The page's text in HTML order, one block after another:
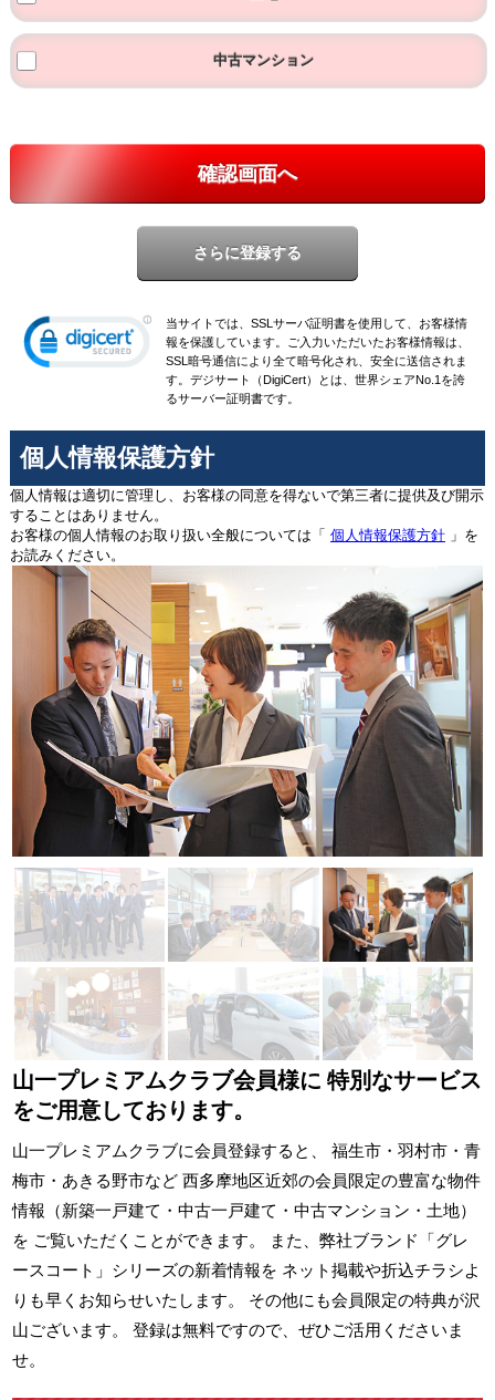
中古マンション
確認画面へ
当サイトでは、SSLサーバ証明書を使用して、お客様情
報を保護しています。ご入力いただいたお客様情報は、
SSL暗号通信により全て暗号化され、安全に送信されま
す。デジサート（DigiCert）とは、世界シェアNo.1を誇
るサーバー証明書です。
個人情報保護方針
個人情報は適切に管理し、お客様の同意を得ないで第三者に提供及び開示
することはありません。
お客様の個人情報のお取り扱い全般については「 個人情報保護方針」を
お読みください。
山一プレミアムクラブ会員様に特別なサービス
をご用意しております。
山一プレミアムクラブに会員登録すると、 福生市・羽村市・青
梅市・あきる野市など 西多摩地区近郊の会員限定の豊富な物件
情報（新築一戸建て・中古一戸建て・中古マンション・土地）
を ご覧いただくことができます。 また、弊社ブランド「グレ
ースコート」シリーズの新着情報を ネット掲載や折込チラシよ
りも早くお知らせいたします。 その他にも会員限定の特典が沢
山ございます。 登録は無料ですので、ぜひご活用くださいま
せ。